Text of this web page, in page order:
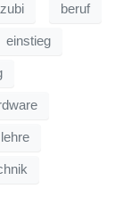
beruf
einstieg
lehre